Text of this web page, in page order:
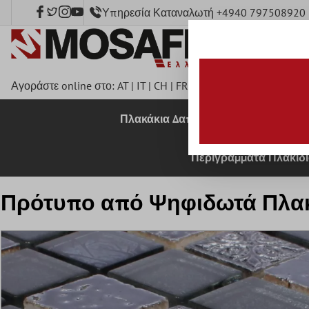
περιεχόμενο Υπηρεσία Καταναλωτή +4940 797508920
Αγοράστε online στο: AT| IT| CH | FR
Πλακάκια Δαπέδου
Περιγράμματα
Πρότυπο από Ψηφιδωτά